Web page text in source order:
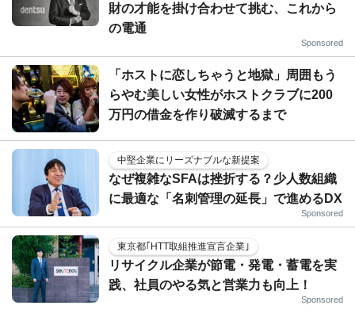
財の才能を掛け合わせて挑む、これから
の電通
Sponsored
「ホストに恋しちゃうと地獄」周囲もう
らやむ美しい女性がホストクラブに200
万円の借金を作り破滅するまで
中堅企業にリーズナブルな新提案
なぜ複雑なSFAは挫折する？少人数組織
に最適な「名刺管理の延長」で進めるDX
Sponsored
東京都｢HTT取組推進宣言企業｣
リサイクル企業が節電・発電・蓄電を実
践、社員のやる気と営業力も向上！
Sponsored